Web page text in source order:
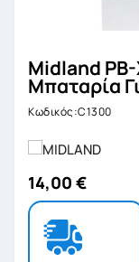
Midland
Μπαταρία
Κωδικός:C1300
14,00 €